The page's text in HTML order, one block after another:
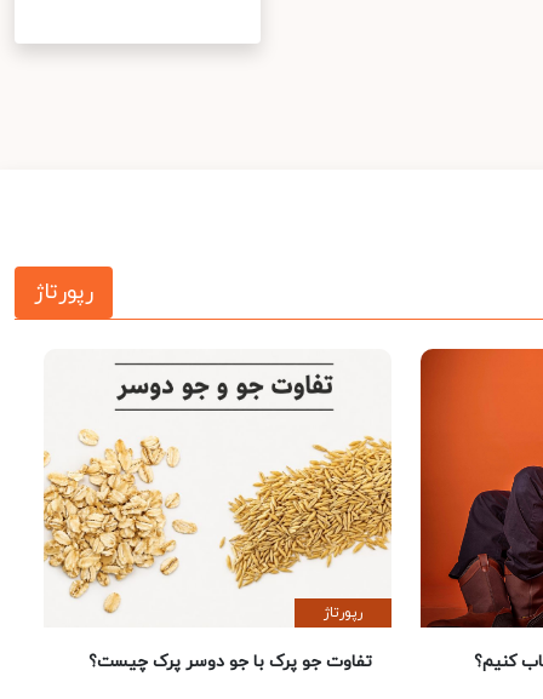
رپورتاژ
کنیم؟
رپورتاژ
تفاوت جو پرک با جو دوسر پرک چیست؟